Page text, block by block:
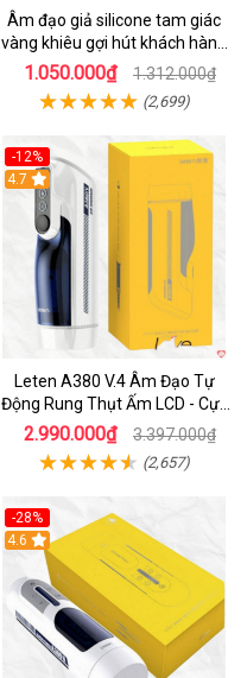
Âm đạo giả silicone tam giác
vàng khiêu gợi hút khách hàng
nam
1.050.000₫ 1.312.000₫
(2,699)
-12%
Hot
4.7
Leten A380 V.4 Âm Đạo Tự
Động Rung Thụt Ấm LCD - Cực
Phê
2.990.000₫ 3.397.000₫
(2,657)
-28%
Hot
4.6